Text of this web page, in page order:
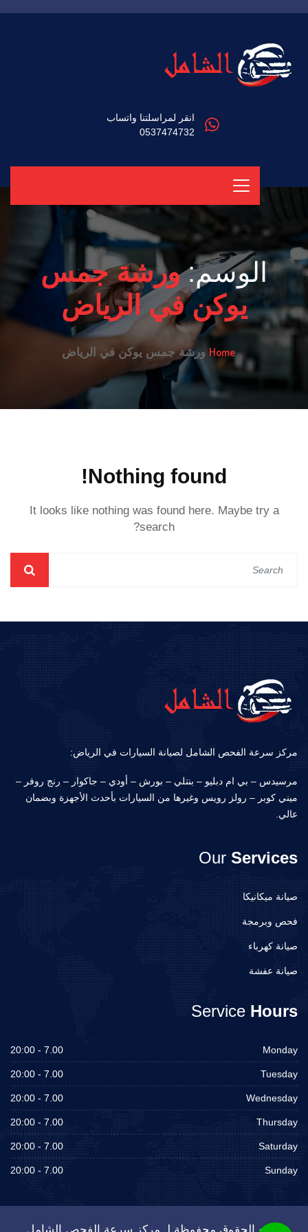
انقر لمراسلتنا واتساب
0537474732
الوسم:ورشة جمس
يوكن في الرياض
Home ورشة جمس يوكن في الرياض
Nothing found!
It looks like nothing was found here. Maybe try a
search?
مركز سرعة الفحص الشامل لصيانة السيارات في الرياض:
مرسيدس – بي ام دبليو – بنتلي – بورش – أودي – جاكوار – رنج روفر –
ميني كوبر – رولز رويس وغيرها من السيارات بأحدث الأجهزة وبضمان
عالي.
Our Services
صيانة ميكانيكا
فحص وبرمجة
صيانة كهرباء
صيانة عفشة
Service Hours
Monday
7.00 - 20:00
Tuesday
7.00 - 20:00
Wednesday
7.00 - 20:00
Thursday
7.00 - 20:00
Saturday
7.00 - 20:00
Sunday
7.00 - 20:00